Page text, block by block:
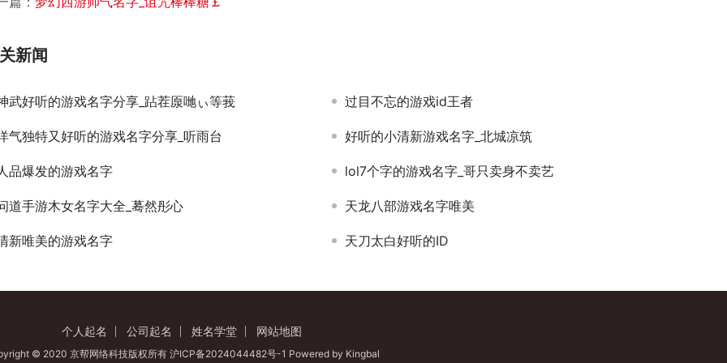
新闻
武好听的游戏名字分享_跕茬厡哋ぃ等莪 过目不忘的游戏id王者
气独特又好听的游戏名字分享_听雨台 好听的小清新游戏名字_北城凉筑
品爆发的游戏名字 lol7个字的游戏名字_哥只卖身不卖艺
道手游木女名字大全_蓦然彤心 天龙八部游戏名字唯美
新唯美的游戏名字 天刀太白好听的ID
个人起名 公司起名 姓名学堂 网站地图
© 2020 京帮网络科技版权所有 沪ICP备2024044482号-1 Powered by Kingbal